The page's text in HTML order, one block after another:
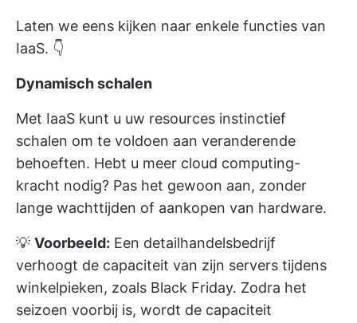
Laten we eens kijken naar enkele functies van
IaaS. 👇
Dynamisch schalen
Met IaaS kunt u uw resources instinctief
schalen om te voldoen aan veranderende
behoeften. Hebt u meer cloud computing-
kracht nodig? Pas het gewoon aan, zonder
lange wachttijden of aankopen van hardware.
💡 Voorbeeld: Een detailhandelsbedrijf
verhoogt de capaciteit van zijn servers tijdens
winkelpieken, zoals Black Friday. Zodra het
seizoen voorbij is, wordt de capaciteit